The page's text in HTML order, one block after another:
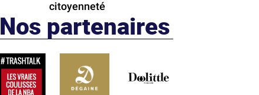
citoyenneté
Nos partenaires